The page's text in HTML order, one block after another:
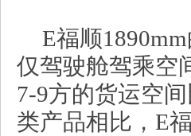
E福顺
仅驾驶舱驾乘空
7-9方的货运空
类产品相比，E